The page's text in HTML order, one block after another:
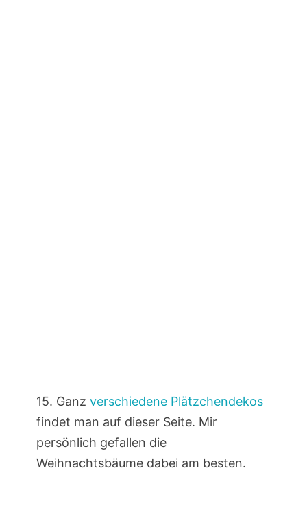
15. Ganz verschiedene Plätzchendekos
findet man auf dieser Seite. Mir
persönlich gefallen die
Weihnachtsbäume dabei am besten.